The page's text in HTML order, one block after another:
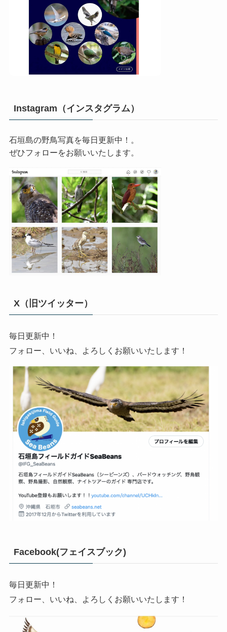
Instagram（インスタグラム）
石垣島の野鳥写真を毎日更新中！。
ぜひフォローをお願いいたします。
X（旧ツイッター）
毎日更新中！
フォロー、いいね、よろしくお願いいたします！
Facebook(フェイスブック)
毎日更新中！
フォロー、いいね、よろしくお願いいたします！